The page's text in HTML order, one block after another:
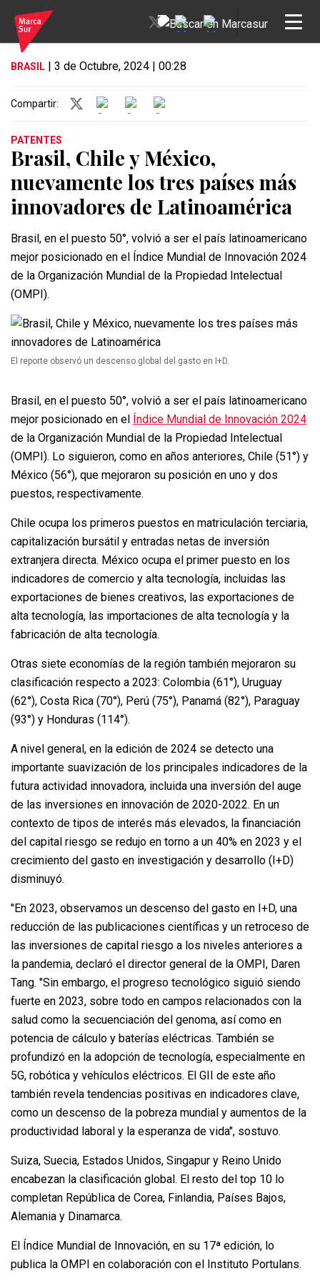
BRASIL | 3 de Octubre, 2024 | 00:28
Compartir:
PATENTES
Brasil, Chile y México,
nuevamente los tres países más
innovadores de Latinoamérica
Brasil, en el puesto 50°, volvió a ser el país latinoamericano
mejor posicionado en el Índice Mundial de Innovación 2024
de la Organización Mundial de la Propiedad Intelectual
(OMPI).
El reporte observó un descenso global del gasto en I+D.
Brasil, en el puesto 50°, volvió a ser el país latinoamericano
mejor posicionado en el Índice Mundial de Innovación 2024
de la Organización Mundial de la Propiedad Intelectual
(OMPI). Lo siguieron, como en años anteriores, Chile (51°) y
México (56°), que mejoraron su posición en uno y dos
puestos, respectivamente.
Chile ocupa los primeros puestos en matriculación terciaria,
capitalización bursátil y entradas netas de inversión
extranjera directa. México ocupa el primer puesto en los
indicadores de comercio y alta tecnología, incluidas las
exportaciones de bienes creativos, las exportaciones de
alta tecnología, las importaciones de alta tecnología y la
fabricación de alta tecnología.
Otras siete economías de la región también mejoraron su
clasificación respecto a 2023: Colombia (61°), Uruguay
(62°), Costa Rica (70°), Perú (75°), Panamá (82°), Paraguay
(93°) y Honduras (114°).
A nivel general, en la edición de 2024 se detecto una
importante suavización de los principales indicadores de la
futura actividad innovadora, incluida una inversión del auge
de las inversiones en innovación de 2020-2022. En un
contexto de tipos de interés más elevados, la financiación
del capital riesgo se redujo en torno a un 40% en 2023 y el
crecimiento del gasto en investigación y desarrollo (I+D)
disminuyó.
"En 2023, observamos un descenso del gasto en I+D, una
reducción de las publicaciones científicas y un retroceso de
las inversiones de capital riesgo a los niveles anteriores a
la pandemia, declaró el director general de la OMPI, Daren
Tang. "Sin embargo, el progreso tecnológico siguió siendo
fuerte en 2023, sobre todo en campos relacionados con la
salud como la secuenciación del genoma, así como en
potencia de cálculo y baterías eléctricas. También se
profundizó en la adopción de tecnología, especialmente en
5G, robótica y vehículos eléctricos. El GII de este año
también revela tendencias positivas en indicadores clave,
como un descenso de la pobreza mundial y aumentos de la
productividad laboral y la esperanza de vida", sostuvo.
Suiza, Suecia, Estados Unidos, Singapur y Reino Unido
encabezan la clasificación global. El resto del top 10 lo
completan República de Corea, Finlandia, Países Bajos,
Alemania y Dinamarca.
El Índice Mundial de Innovación, en su 17ª edición, lo
publica la OMPI en colaboración con el Instituto Portulans.